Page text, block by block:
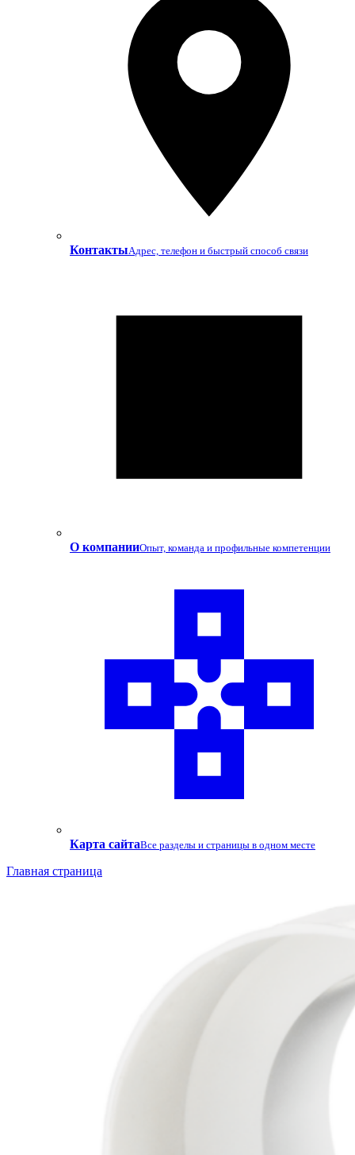
КонтактыАдрес, телефон и быстрый способ связи
О компанииОпыт, команда и профильные компетенции
Карта сайтаВсе разделы и страницы в одном месте
Главная страница